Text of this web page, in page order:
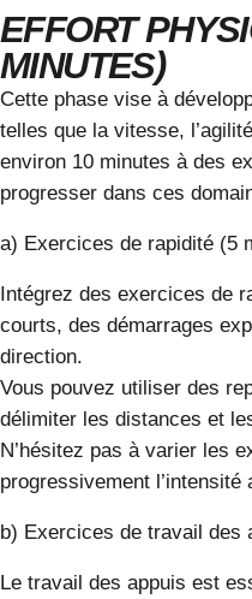
EFFORT
MINUTES)
Cette phase vise à
telles que la vitesse,
environ 10 minutes à des
progresser dans ces
a) Exercices de rapidité (5
Intégrez des exercices de
courts, des démarrages
direction.
Vous pouvez utiliser des
délimiter les distances et
N’hésitez pas à varier les
progressivement l’intensité
b) Exercices de travail des
Le travail des appuis est